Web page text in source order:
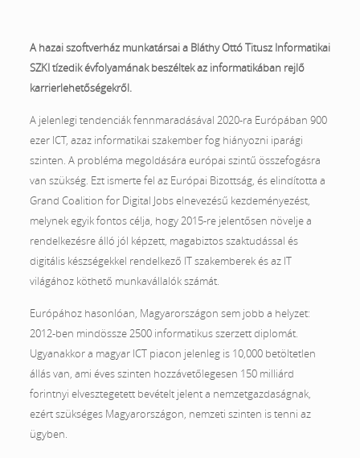
A hazai szoftverház munkatársai a Bláthy Ottó Titusz Informatikai
SZKI tízedik évfolyamának beszéltek az informatikában rejlő
karrierlehetőségekről.
A jelenlegi tendenciák fennmaradásával 2020-ra Európában 900
ezer ICT, azaz informatikai szakember fog hiányozni iparági
szinten. A probléma megoldására európai szintű összefogásra
van szükség. Ezt ismerte fel az Európai Bizottság, és elindította a
Grand Coalition for Digital Jobs elnevezésű kezdeményezést,
melynek egyik fontos célja, hogy 2015-re jelentősen növelje a
rendelkezésre álló jól képzett, magabiztos szaktudással és
digitális készségekkel rendelkező IT szakemberek és az IT
világához köthető munkavállalók számát.
Európához hasonlóan, Magyarországon sem jobb a helyzet:
2012-ben mindössze 2500 informatikus szerzett diplomát.
Ugyanakkor a magyar ICT piacon jelenleg is 10,000 betöltetlen
állás van, ami éves szinten hozzávetőlegesen 150 milliárd
forintnyi elvesztegetett bevételt jelent a nemzetgazdaságnak,
ezért szükséges Magyarországon, nemzeti szinten is tenni az
ügyben.